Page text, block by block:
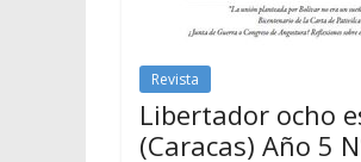
Revista
Libertador ocho
(Caracas) Año 5